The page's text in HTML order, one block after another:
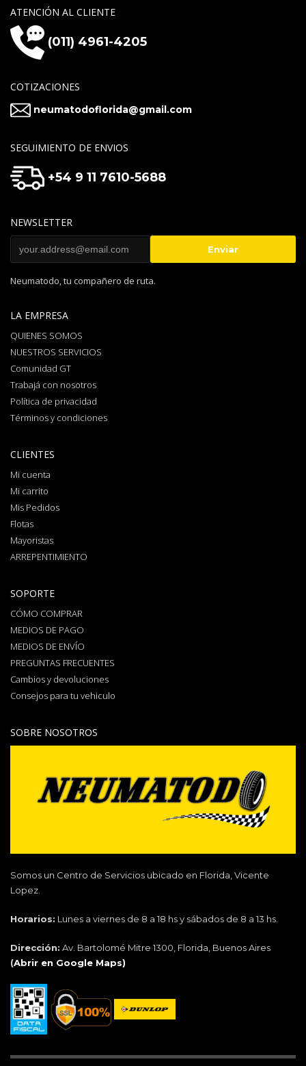
ATENCIÓN AL CLIENTE
(011) 4961-4205
COTIZACIONES
neumatodoflorida@gmail.com
SEGUIMIENTO DE ENVIOS
+54 9 11 7610-5688
NEWSLETTER
Neumatodo, tu compañero de ruta.
LA EMPRESA
QUIENES SOMOS
NUESTROS SERVICIOS
Comunidad GT
Trabajá con nosotros
Política de privacidad
Términos y condiciones
CLIENTES
Mi cuenta
Mi carrito
Mis Pedidos
Flotas
Mayoristas
ARREPENTIMIENTO
SOPORTE
CÓMO COMPRAR
MEDIOS DE PAGO
MEDIOS DE ENVÍO
PREGUNTAS FRECUENTES
Cambios y devoluciones
Consejos para tu vehiculo
SOBRE NOSOTROS
Somos un Centro de Servicios ubicado en Florida, Vicente
Lopez.
Horarios: Lunes a viernes de 8 a 18 hs y sábados de 8 a 13 hs.
Dirección: Av. Bartolomé Mitre 1300, Florida, Buenos Aires
(Abrir en Google Maps)